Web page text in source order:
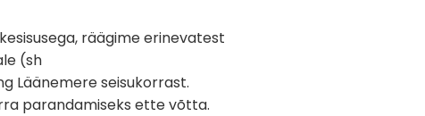
räägime erinevatest
(sh
Läänemere seisukorrast.
parandamiseks ette võtta.